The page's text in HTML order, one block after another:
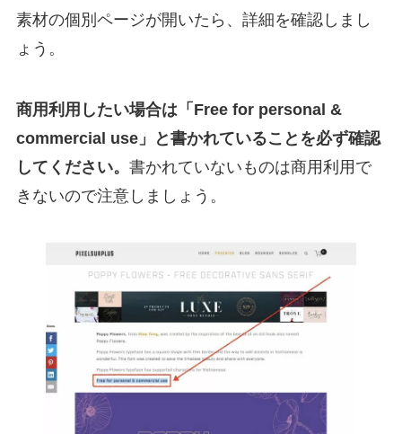
素材の個別ページが開いたら、詳細を確認しまし
ょう。
商用利用したい場合は「Free for personal &
commercial use」と書かれていることを必ず確認
してください。 書かれていないものは商用利用で
きないので注意しましょう。